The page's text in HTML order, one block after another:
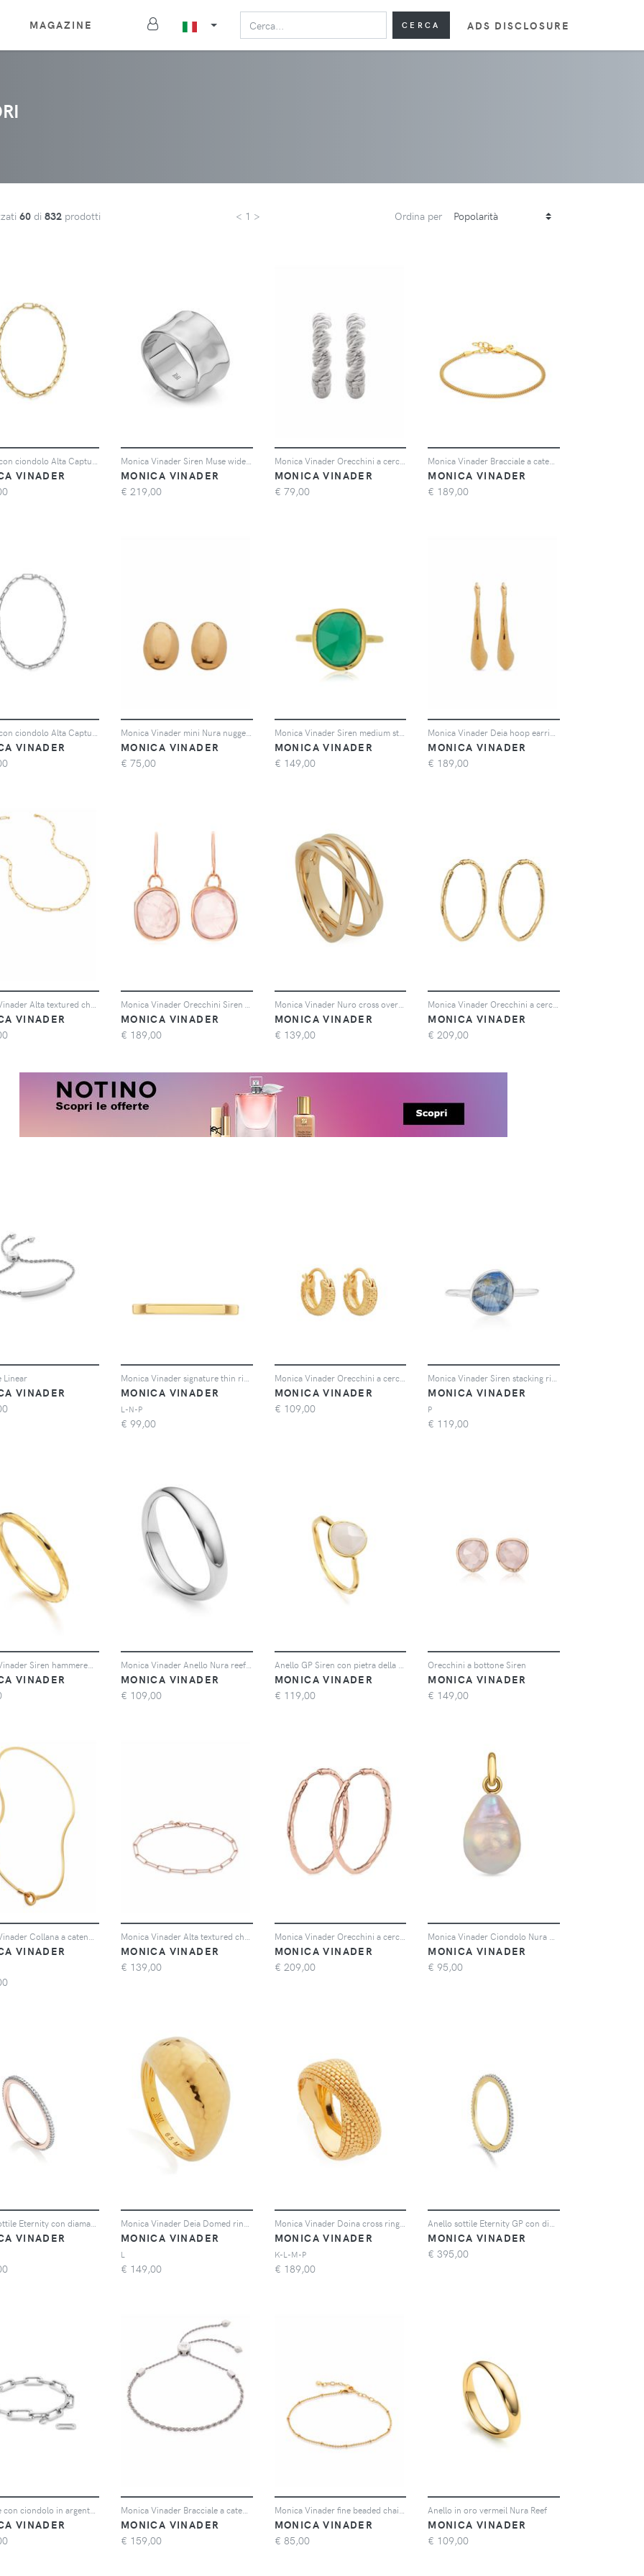
MAGAZINE CERCA ADS DISCLOSURE
60 di 832 prodotti < 1 > Ordina per
VINADER
Monica Vinader Siren Muse wide ring - Argento
MONICA VINADER
€ 219,00
Monica Vinader Orecchini a cerchio Corda - Argento
MONICA VINADER
€ 79,00
MONICA VINADER
€ 189,00
VINADER
Monica Vinader mini Nura nugget stud earrings - Oro
MONICA VINADER
€ 75,00
Monica Vinader Siren medium stacking ring - Oro
MONICA VINADER
€ 149,00
MONICA VINADER
€ 189,00
VINADER
MONICA VINADER
€ 189,00
Monica Vinader Nuro cross over ring - Oro
MONICA VINADER
€ 139,00
MONICA VINADER
€ 209,00
Linear
VINADER
MONICA VINADER
L-N-P
€ 99,00
Monica Vinader Orecchini a cerchio in vermiglio 18kt Doina - Oro
MONICA VINADER
€ 109,00
MONICA VINADER
P
€ 119,00
VINADER
Monica Vinader Anello Nura reef - Argento
MONICA VINADER
€ 109,00
MONICA VINADER
€ 119,00
Orecchini a bottone Siren
MONICA VINADER
€ 149,00
VINADER
MONICA VINADER
€ 139,00
Monica Vinader Orecchini a cerchio Siren Muse - Rosa
MONICA VINADER
€ 209,00
MONICA VINADER
€ 95,00
VINADER MONICA VINADER
L
€ 149,00
Monica Vinader Doina cross ring - Oro
MONICA VINADER
K-L-M-P
€ 189,00
MONICA VINADER
€ 395,00
VINADER
Monica Vinader Bracciale a catena Corda - Argento
MONICA VINADER
€ 159,00
MONICA VINADER
€ 85,00
Anello in oro vermeil Nura Reef
MONICA VINADER
€ 109,00